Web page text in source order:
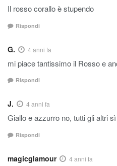
Il rosso corallo è stupendo
Rispondi
G. 4 anni fa
mi piace tantissimo il Rosso e
Rispondi
J. 4 anni fa
Giallo e azzurro no, tutti gli altri sì
Rispondi
magicglamour 4 anni fa